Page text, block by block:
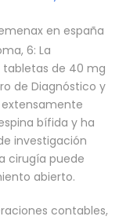
en españa
6: La
tabletas de 40 mg
de Diagnóstico y
bífida y ha
investigación
cirugía puede
abierto.
contables,